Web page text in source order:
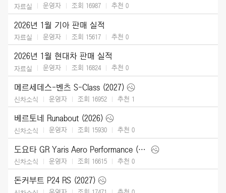
자료실 운영자 조회 16987 추천 0
2026년 1월 기아 판매 실적
자료실 운영자 조회 15617 추천 0
2026년 1월 현대차 판매 실적
자료실 운영자 조회 16824 추천 0
메르세데스-벤츠 S-Class (2027)
신차소식 운영자 조회 16952 추천 1
베르토네 Runabout (2026)
신차소식 운영자 조회 15930 추천 0
도요타 GR Yaris Aero Performance (2026)
신차소식 운영자 조회 16615 추천 0
돈커부트 P24 RS (2027)